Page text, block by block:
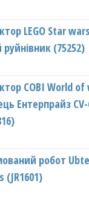
LEGO Star
(75252)
COBI World
Ентерпрайз
робот
(JR1601)